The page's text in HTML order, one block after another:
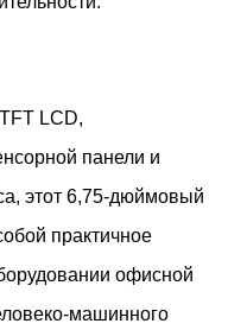
LCD,
панели и
этот 6,75-дюймовый
практичное
офисной
машинного